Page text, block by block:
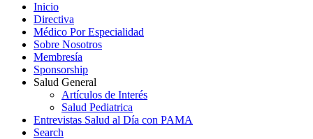
Inicio
Directiva
Médico Por Especialidad
Sobre Nosotros
Membresía
Sponsorship
Salud General
Artículos de Interés
Salud Pediatrica
Entrevistas Salud al Día con PAMA
Search